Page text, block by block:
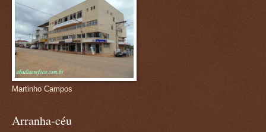
Martinho Campos
Arranha-céu